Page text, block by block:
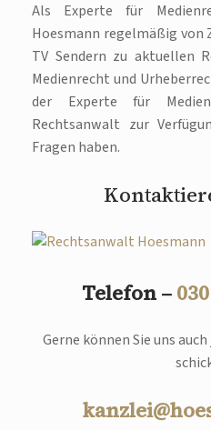
Als Experte für
Hoesmann regelmäßig von
TV Sendern zu aktuellen
Medienrecht und
der Experte für
Rechtsanwalt zur
Fragen haben.
Telefon –
Gerne können Sie uns